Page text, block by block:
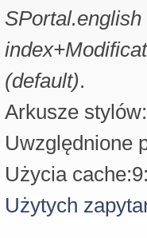
SPortal.english
(default).
Arkusze
Uwzględnione
Użycia
Użytych